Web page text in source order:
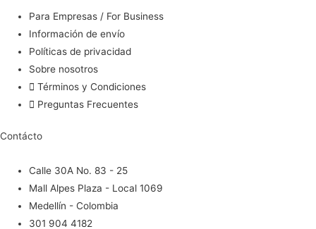
Para Empresas / For Business
Información de envío
Políticas de privacidad
Sobre nosotros
Términos y Condiciones
Preguntas Frecuentes
Contácto
Calle 30A No. 83 - 25
Mall Alpes Plaza - Local 1069
Medellín - Colombia
301 904 4182